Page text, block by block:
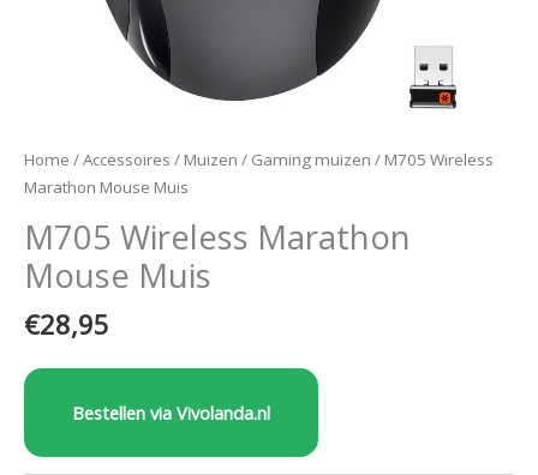
Home /Accessoires / Muizen / Gaming muizen / M705 Wireless
Marathon Mouse Muis
M705 Wireless Marathon
Mouse Muis
€28,95
Bestellen via Vivolanda.nl